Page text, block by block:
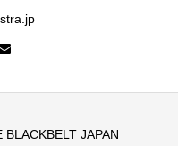
BLACKBELT JAPAN